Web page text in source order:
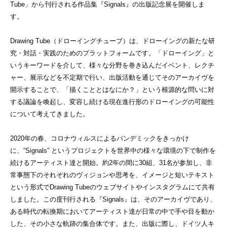
Tube」から刊⾏される作品集『Signals』の出版記念展を開催しま
す。
Drawing Tube（ドローイングチューブ）は、ドローイングの新たな研
究・対話・実践のためのプラットフォームです。「ドローイング」と
いうキーワードを介して、様々な分野を巻き込んだイベント、レクチ
ャー、展示などを不定期で行い、出版活動を通じてそのアーカイヴを
開示することで、「描くこととはなにか？」という根源的な問いに対
する議論を喚起し、変容し続ける現在進行形のドローイングの可能性
について考えてきました。
2020年の春、コロナウィルスによるパンデミックをきっかけ
に、“Signals” というプロジェクトを世界中の様々な環境の下で制作を
続けるアーティスト達と開始。約2年の間に30組、31名が参加し、非
常事態下のそれぞれのヴィジョンや思考を、イメージと短いテキスト
という形式でDrawing Tubeのウェブサイトやインスタグラムにて共有
しました。この度刊行される『Signals』は、そのアーカイヴであり、
ある時代の転換期においてアーティスト達が日常の中で手や目を動か
した、その小さな軌跡の集合体です。また、出版に際し、ドイツ人キ